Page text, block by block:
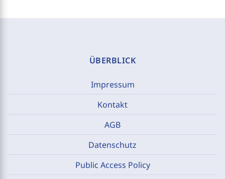
ÜBERBLICK
Impressum
Kontakt
AGB
Datenschutz
Public Access Policy